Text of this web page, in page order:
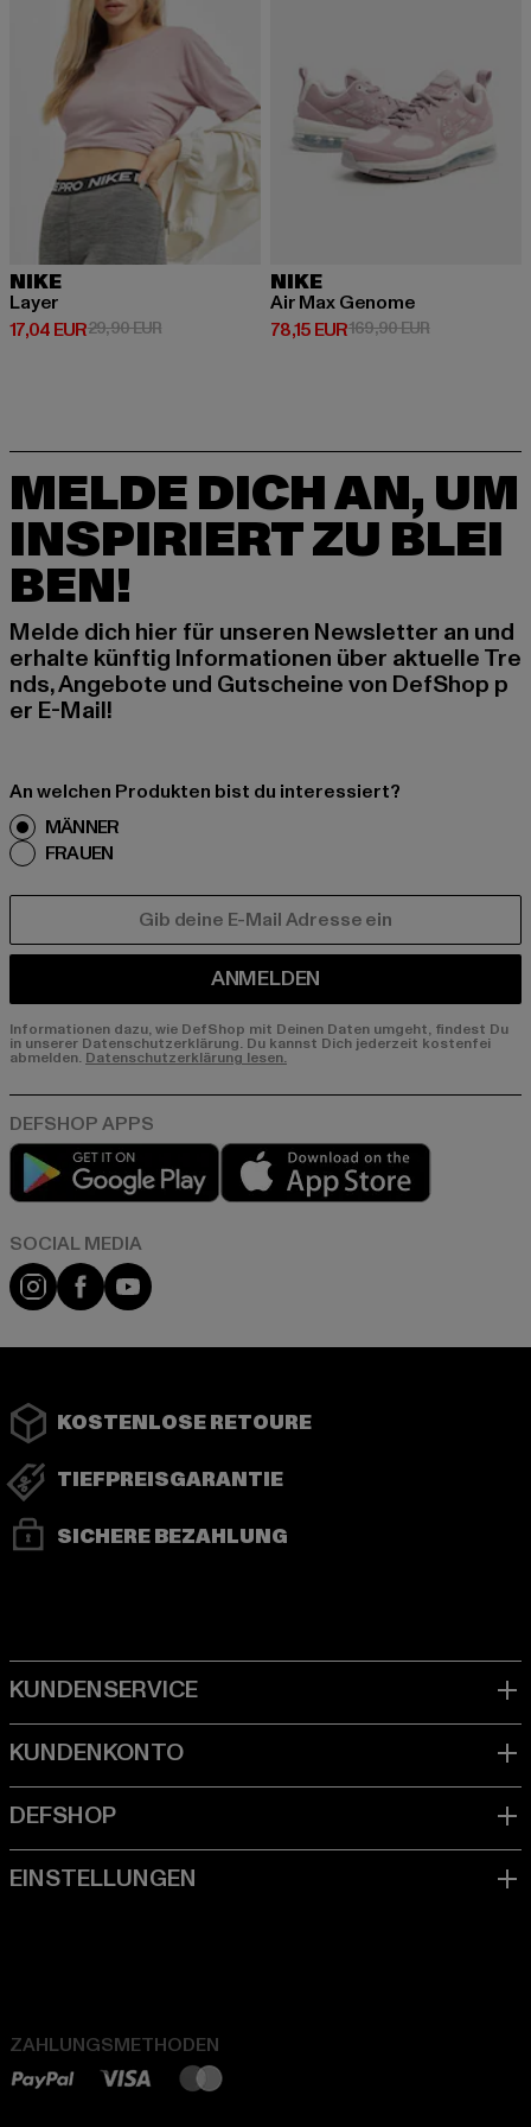
NIKE
Layer
17,04 EUR
Derzeitiger Preis: 17,04 EUR
29,90 EURAktionspreis: 29,90 EUR
NIKE
Air Max Genome
78,15 EUR
Derzeitiger Preis: 78,15 EUR
169,90 EURAktionspreis:
MELDE DICH AN, UM
INSPIRIERT ZU BLEI
BEN!
Melde dich hier für unseren Newsletter an und
erhalte künftig Informationen über aktuelle Tre
nds, Angebote und Gutscheine von DefShop p
er E-Mail!
An welchen Produkten bist du interessiert?
MÄNNER
FRAUEN
ANMELDEN
Informationen dazu, wie DefShop mit Deinen Daten umgeht, findest Du
in unserer Datenschutzerklärung. Du kannst Dich jederzeit kostenfei
abmelden. Datenschutzerklärung lesen.
Play market
Instagram
FacebookYouTube
KOSTENLOSE RETOURE
TIEFPREISGARANTIE
SICHERE BEZAHLUNG
ZAHLUNGSMETHODEN